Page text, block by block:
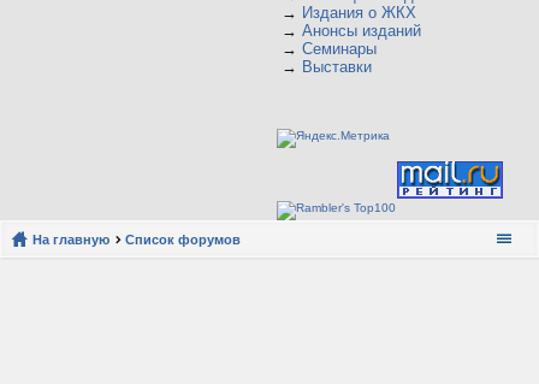
→ Издания о ЖКХ
→ Анонсы изданий
→ Семинары
→ Выставки
На главную Список форумов